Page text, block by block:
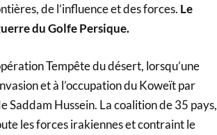
de l’influence et des forces. Le
du Golfe Persique.
Tempête du désert, lorsqu’une
et à l’occupation du Koweït par
Saddam Hussein. La coalition de 35 pays,
les forces irakiennes et contraint le